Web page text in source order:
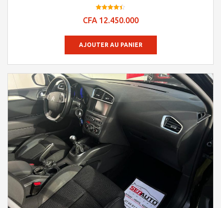
4.39
CFA12.450.000
AJOUTER AU PANIER